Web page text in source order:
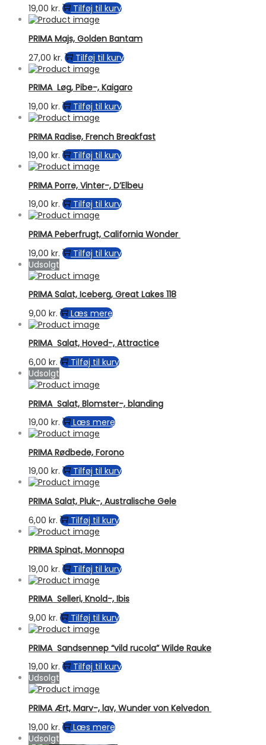
19,00 kr. Tilføj til kurv
PRIMA Majs, Golden Bantam
27,00 kr. Tilføj til kurv
PRIMA Løg, Pibe-, Kaigaro
19,00 kr. Tilføj til kurv
PRIMA Radise, French Breakfast
19,00 kr. Tilføj til kurv
PRIMA Porre, Vinter-, D’Elbeu
19,00 kr. Tilføj til kurv
PRIMA Peberfrugt, California Wonder
19,00 kr.
Tilføj til kurv
Udsolgt
PRIMA Salat, Iceberg, Great Lakes 118
9,00 kr. Læs mere
PRIMA Salat, Hoved-, Attractice
6,00 kr.
Tilføj til kurv
Udsolgt
PRIMA Salat, Blomster-, blanding
19,00 kr. Læs mere
PRIMA Rødbede, Forono
19,00 kr. Tilføj til kurv
PRIMA Salat, Pluk-, Australische Gele
6,00 kr. Tilføj til kurv
PRIMA Spinat, Monnopa
19,00 kr. Tilføj til kurv
PRIMA Selleri, Knold-, Ibis
9,00 kr. Tilføj til kurv
PRIMA Sandsennep “vild rucola” Wilde Rauke
19,00 kr.
Tilføj til kurv
Udsolgt
PRIMA Ært, Marv-, lav, Wunder von Kelvedon
19,00 kr.
Læs mere
Udsolgt